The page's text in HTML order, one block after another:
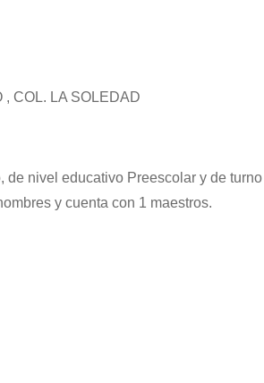
COL. LA SOLEDAD
, de nivel educativo Preescolar y de turno
y cuenta con 1 maestros.